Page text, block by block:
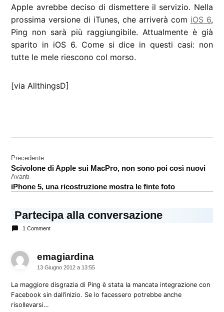
Apple avrebbe deciso di dismettere il servizio. Nella
prossima versione di iTunes, che arriverà com iOS 6,
Ping non sarà più raggiungibile. Attualmente è già
sparito in iOS 6. Come si dice in questi casi: non
tutte le mele riescono col morso.
[via AllthingsD]
Rumors
social
Navigazione
articoli
Precedente
Scivolone di Apple sui MacPro, non sono poi così nuovi
Avanti
iPhone 5, una ricostruzione mostra le finte foto
Partecipa alla conversazione
1 Comment
emagiardina
13 Giugno 2012 a 13:55
La maggiore disgrazia di Ping è stata la mancata integrazione con
Facebook sin dall’inizio. Se lo facessero potrebbe anche
risollevarsi…